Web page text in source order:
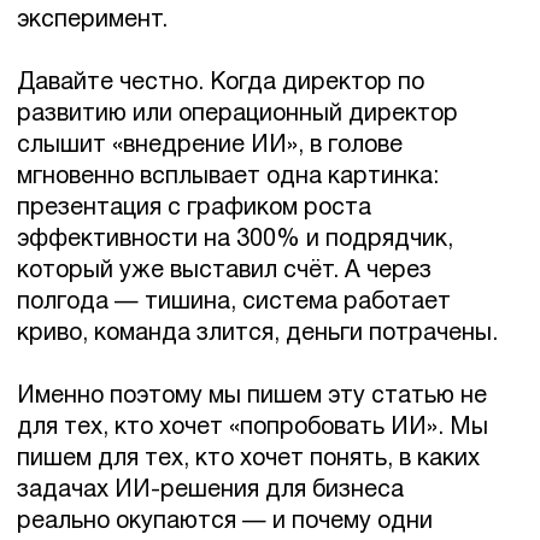
конкретные задачи, а не
Это, пожалуй, самый зрелый сценарий
применения ИИ в бизнесе. Не потому что
это просто, а потому что здесь понятна
метрика: стоимость одного обращения,
скорость ответа, доля автоматически
закрытых тикетов.
операторы тратят 60–70% рабочего
времени на однотипные запросы. «Где мой
заказ», «как оформить возврат», «каковы
условия договора». После внедрения ИИ-
ассистента эти запросы обрабатываются
без участия человека. Операторы
Клиентская поддержка и первая линия
коммуникаций